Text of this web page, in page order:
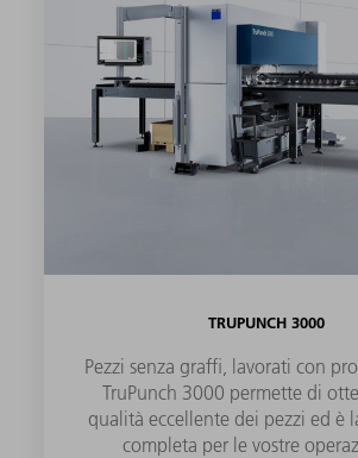
TRUPUNCH 3000
Pezzi senza graffi, lavorati con
TruPunch 3000 permette di
qualità eccellente dei pezzi ed è
completa per le vostre